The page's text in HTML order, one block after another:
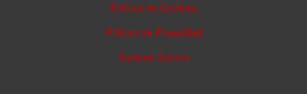
Política de Cookies
Política de Privacidad
Quienes Somos